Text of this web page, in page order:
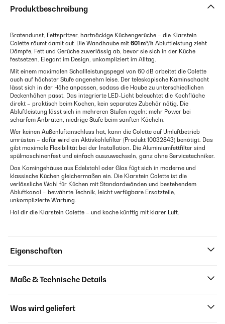
Produktbeschreibung
Bratendunst, Fettspritzer, hartnäckige Küchengerüche – die Klarstein
Colette räumt damit auf. Die Wandhaube mit 601 m³/h Abluftleistung zieht
Dämpfe, Fett und Gerüche zuverlässig ab, bevor sie sich in der Küche
festsetzen. Elegant im Design, unkompliziert im Alltag.
Mit einem maximalen Schallleistungspegel von 60 dB arbeitet die Colette
auch auf höchster Stufe angenehm leise. Der teleskopische Kaminschacht
lässt sich in der Höhe anpassen, sodass die Haube zu unterschiedlichen
Deckenhöhen passt. Das integrierte LED-Licht beleuchtet die Kochfläche
direkt – praktisch beim Kochen, kein separates Zubehör nötig. Die
Abluftleistung lässt sich in mehreren Stufen regeln: mehr Power bei
scharfem Anbraten, niedrige Stufe beim sanften Köcheln.
Wer keinen Außenluftanschluss hat, kann die Colette auf Umluftbetrieb
umrüsten – dafür wird ein Aktivkohlefilter (Produkt 10032843) benötigt. Das
gibt maximale Flexibilität bei der Installation. Die Aluminiumfettfilter sind
spülmaschinenfest und einfach auszuwechseln, ganz ohne Servicetechniker.
Das Kamingehäuse aus Edelstahl oder Glas fügt sich in moderne und
klassische Küchen gleichermaßen ein. Die Klarstein Colette ist die
verlässliche Wahl für Küchen mit Standardwänden und bestehendem
Abluftkanal – bewährte Technik, leicht verfügbare Ersatzteile,
unkomplizierte Wartung.
Hol dir die Klarstein Colette – und koche künftig mit klarer Luft.
Eigenschaften
Maße & Technische Details
Was wird geliefert